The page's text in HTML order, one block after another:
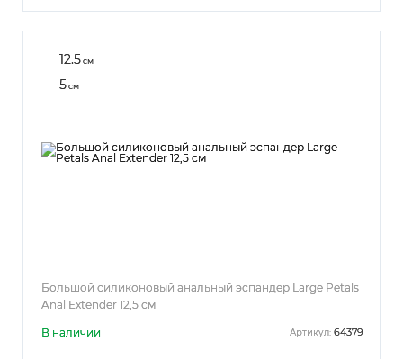
12.5см
5см
Большой силиконовый анальный эспандер Large Petals
Anal Extender 12,5 см
В наличии Артикул: 64379